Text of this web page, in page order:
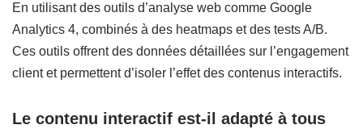
En utilisant des outils d’analyse web comme Google
Analytics 4, combinés à des heatmaps et des tests A/B.
Ces outils offrent des données détaillées sur l’engagement
client et permettent d’isoler l’effet des contenus interactifs.
Le contenu interactif est-il adapté à tous